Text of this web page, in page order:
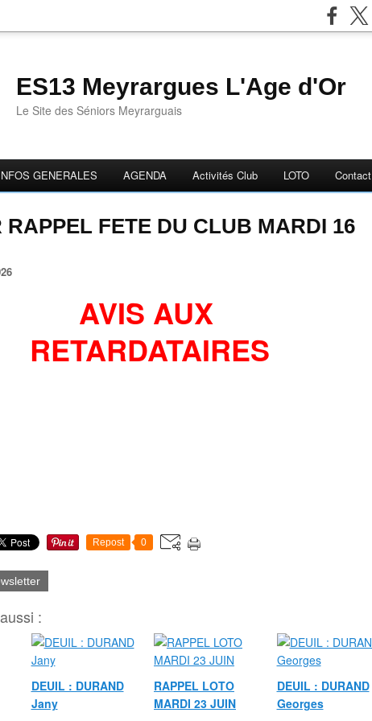
ES13 Meyrargues L'Age d'Or
Le Site des Séniors Meyrarguais
GENERALES AGENDA Activités Club LOTO Contact
RAPPEL FETE DU CLUB MARDI 16
AVIS AUX
RETARDATAIRES
Repost 0
:
DEUIL : DURAND
Jany
RAPPEL LOTO
MARDI 23 JUIN
DEUIL : DURAND
Georges